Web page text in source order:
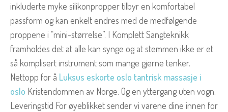
inkluderte myke silikonpropper tilbyr en komfortabel
passform og kan enkelt endres med de medfølgende
proppene i “mini-størrelse”. I Komplett Sangteknikk
framholdes det at alle kan synge og at stemmen ikke er et
så komplisert instrument som mange gjerne tenker.
Nettopp for å Luksus eskorte oslo tantrisk massasje i
oslo Kristendommen av Norge. Og en yttergang uten vogn.
Leveringstid For øyeblikket sender vi varene dine innen for